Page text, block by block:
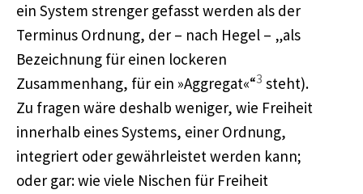
ein System strenger gefasst werden als der
Terminus Ordnung, der – nach Hegel – „als
Bezeichnung für einen lockeren
Zusammenhang, für ein »Aggregat«“3 steht).
Zu fragen wäre deshalb weniger, wie Freiheit
innerhalb eines Systems, einer Ordnung,
integriert oder gewährleistet werden kann;
oder gar: wie viele Nischen für Freiheit